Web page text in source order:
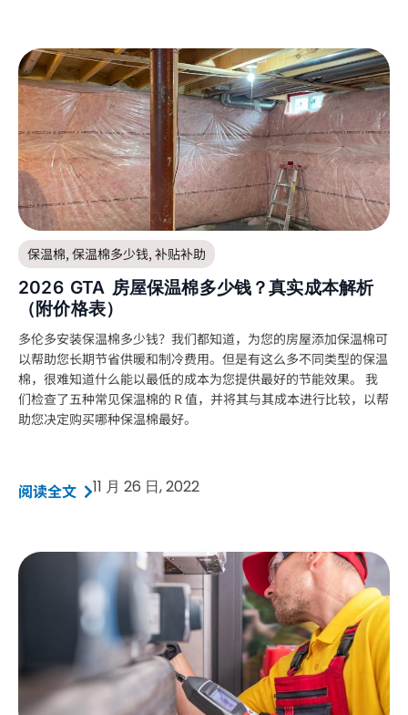
保温棉, 保温棉多少钱, 补贴补助
2026 GTA 房屋保温棉多少钱？真实成本解析
（附价格表）
多伦多安装保温棉多少钱？我们都知道，为您的房屋添加保温棉可
以帮助您长期节省供暖和制冷费用。但是有这么多不同类型的保温
棉，很难知道什么能以最低的成本为您提供最好的节能效果。 我
们检查了五种常见保温棉的 R 值，并将其与其成本进行比较，以帮
助您决定购买哪种保温棉最好。
阅读全文 11 月 26 日, 2022